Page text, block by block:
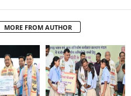
MORE FROM AUTHOR